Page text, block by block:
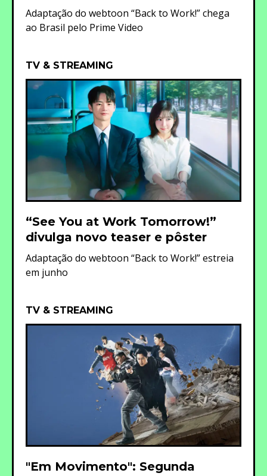
Adaptação do webtoon “Back to Work!” chega
ao Brasil pelo Prime Video
TV & STREAMING
“See You at Work Tomorrow!”
divulga novo teaser e pôster
Adaptação do webtoon “Back to Work!” estreia
em junho
TV & STREAMING
"Em Movimento": Segunda